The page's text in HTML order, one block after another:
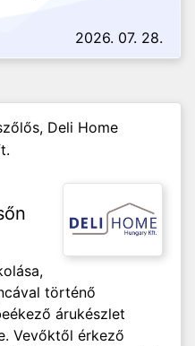
2026. 07. 28.
Deli Home
történő
árukészlet
Vevőktől érkező